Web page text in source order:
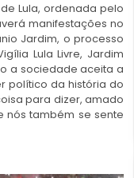
Lula, ordenada pelo
manifestações no
Jardim, o processo
Lula Livre, Jardim
a sociedade aceita a
político da história do
para dizer, amado
nós também se sente